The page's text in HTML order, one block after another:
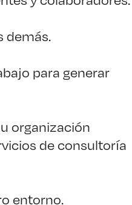
demás.
para generar
organización
de consultoría
entorno.